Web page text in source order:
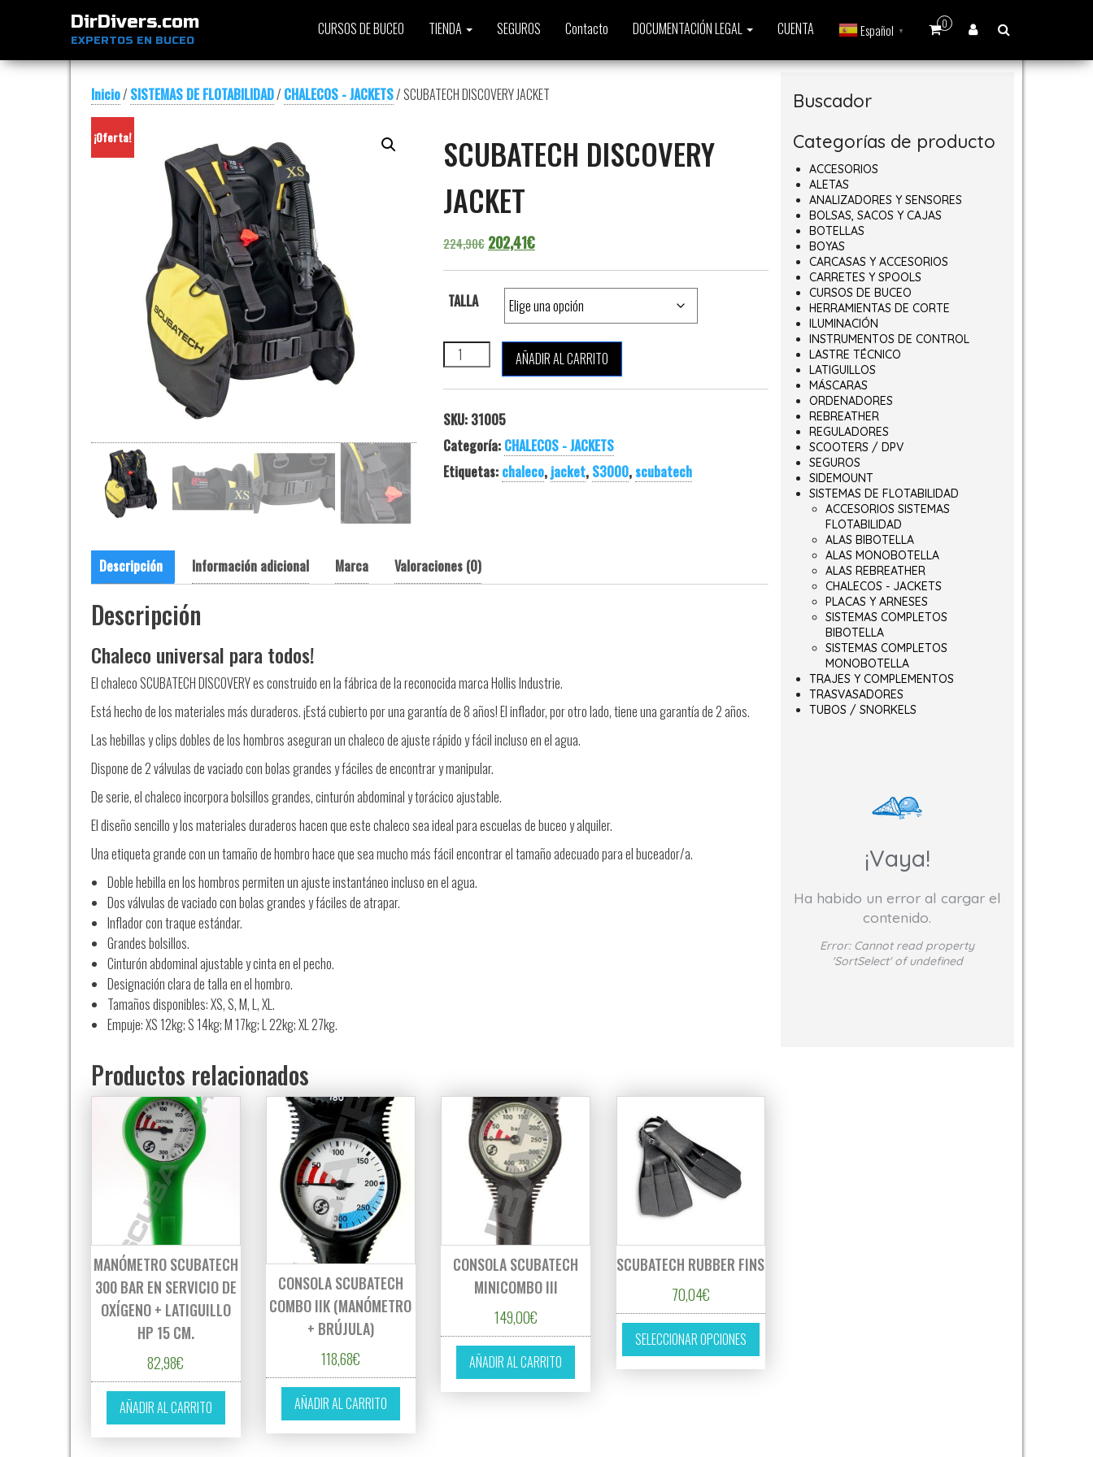
DirDivers.com
EXPERTOS EN BUCEO
0
CURSOS DE BUCEO TIENDA SEGUROS Contacto DOCUMENTACIÓN LEGAL CUENTA Español ▼
Inicio/ SISTEMAS DE FLOTABILIDAD/ CHALECOS - JACKETS/ SCUBATECH DISCOVERY JACKET
¡Oferta!
SCUBATECH DISCOVERY
JACKET
224,90€ El precio original era: 224,90€.
202,41€El precio actual es: 202,41€.
TALLA
SCUBATECH DISCOVERY JACKET cantidad
AÑADIR AL CARRITO
SKU: 31005
Categoría: CHALECOS - JACKETS
Etiquetas: chaleco, jacket, S3000, scubatech
Descripción Información adicional Marca Valoraciones (0)
Descripción
Chaleco universal para todos!
El chaleco SCUBATECH DISCOVERY es construido en la fábrica de la reconocida marca Hollis Industrie.
Está hecho de los materiales más duraderos. ¡Está cubierto por una garantía de 8 años! El inflador, por otro lado, tiene una garantía de 2 años.
Las hebillas y clips dobles de los hombros aseguran un chaleco de ajuste rápido y fácil incluso en el agua.
Dispone de 2 válvulas de vaciado con bolas grandes y fáciles de encontrar y manipular.
De serie, el chaleco incorpora bolsillos grandes, cinturón abdominal y torácico ajustable.
El diseño sencillo y los materiales duraderos hacen que este chaleco sea ideal para escuelas de buceo y alquiler.
Una etiqueta grande con un tamaño de hombro hace que sea mucho más fácil encontrar el tamaño adecuado para el buceador/a.
Doble hebilla en los hombros permiten un ajuste instantáneo incluso en el agua.
Dos válvulas de vaciado con bolas grandes y fáciles de atrapar.
Inflador con traque estándar.
Grandes bolsillos.
Cinturón abdominal ajustable y cinta en el pecho.
Designación clara de talla en el hombro.
Tamaños disponibles: XS, S, M, L, XL.
Empuje: XS 12kg; S 14kg; M 17kg; L 22kg; XL 27kg.
Productos relacionados
MANÓMETRO SCUBATECH
300 BAR EN SERVICIO DE
OXÍGENO + LATIGUILLO
HP 15 CM.
82,98€
AÑADIR AL CARRITO
CONSOLA SCUBATECH
COMBO IIK (MANÓMETRO
+ BRÚJULA)
118,68€
AÑADIR AL CARRITO
CONSOLA SCUBATECH
MINICOMBO III
149,00€
AÑADIR AL CARRITO
SCUBATECH RUBBER FINS
70,04€
SELECCIONAR OPCIONES
Este producto tiene múltiples variantes. Las opciones se pueden
Buscador
Categorías de producto
ACCESORIOS
ALETAS
ANALIZADORES Y SENSORES
BOLSAS, SACOS Y CAJAS
BOTELLAS
BOYAS
CARCASAS Y ACCESORIOS
CARRETES Y SPOOLS
CURSOS DE BUCEO
HERRAMIENTAS DE CORTE
ILUMINACIÓN
INSTRUMENTOS DE CONTROL
LASTRE TÉCNICO
LATIGUILLOS
MÁSCARAS
ORDENADORES
REBREATHER
REGULADORES
SCOOTERS / DPV
SEGUROS
SIDEMOUNT
SISTEMAS DE FLOTABILIDAD
ACCESORIOS SISTEMAS
FLOTABILIDAD
ALAS BIBOTELLA
ALAS MONOBOTELLA
ALAS REBREATHER
CHALECOS - JACKETS
PLACAS Y ARNESES
SISTEMAS COMPLETOS
BIBOTELLA
SISTEMAS COMPLETOS
MONOBOTELLA
TRAJES Y COMPLEMENTOS
TRASVASADORES
TUBOS / SNORKELS
¡Vaya!
Ha habido un error al cargar el
contenido.
Error: Cannot read property
'SortSelect' of undefined